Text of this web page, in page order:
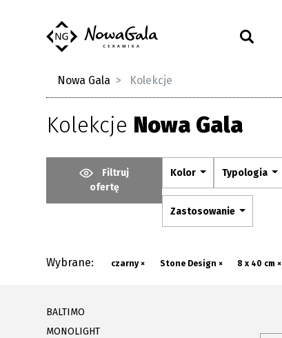
Nowa Gala Kolekcje
Kolekcje Nowa Gala
Filtruj
ofertę
Kolor Typologia
Zastosowanie
Wybrane: czarny × Stone Design × 8 x 40 cm ×
BALTIMO
MONOLIGHT